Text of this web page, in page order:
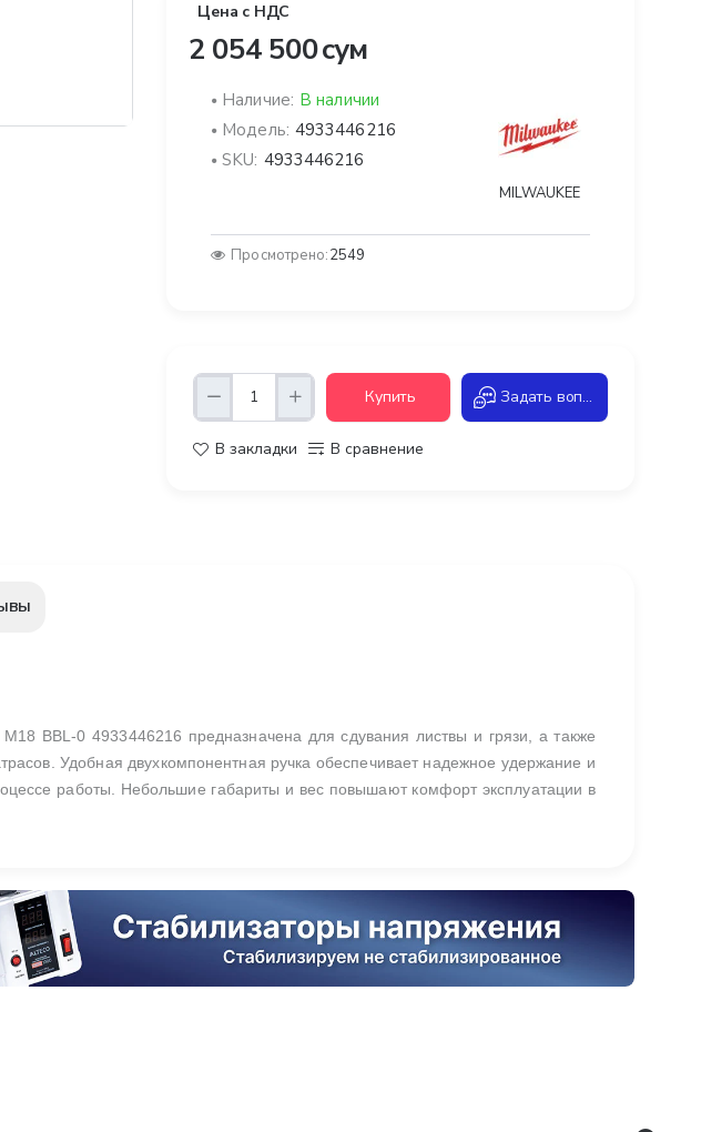
Цена с НДС
2 054 500 сум
Наличие: В наличии
Модель: 4933446216
SKU: 4933446216
MILWAUKEE
Просмотрено:2549
Купить Задать вопрос
В закладки В сравнение
М18 BBL-0 4933446216 предназначена для сдувания листвы и грязи, а также
Удобная двухкомпонентная ручка обеспечивает надежное удержание и
работы. Небольшие габариты и вес повышают комфорт эксплуатации в